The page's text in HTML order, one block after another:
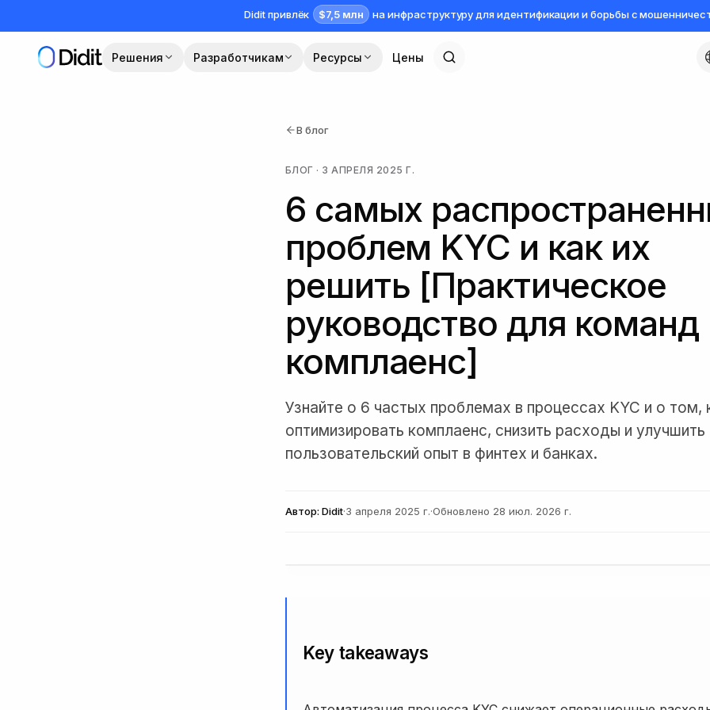
Didit привлёк $7,5 млн на инфраструктуру для идентификации и борьбы с
Решения Разработчикам Ресурсы Цены
В блог
БЛОГ · 3 АПРЕЛЯ 2025 Г.
6 самых
проблем KYC и как их
решить [Практическое
руководство для команд
комплаенс]
Узнайте о 6 частых проблемах в процессах KYC и о том,
оптимизировать комплаенс, снизить расходы и улучшить
пользовательский опыт в финтех и банках.
Автор: Didit·3 апреля 2025 г.·Обновлено 28 июл. 2026 г.
Key takeaways